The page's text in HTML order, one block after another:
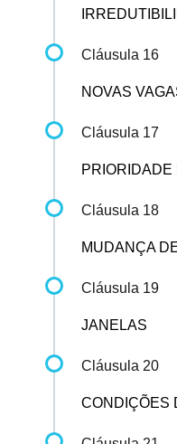
Cláusula 16
NOVAS
Cláusula 17
PRIORIDADE
Cláusula 18
MUDANÇA
Cláusula 19
JANELAS
Cláusula 20
CONDIÇÕES